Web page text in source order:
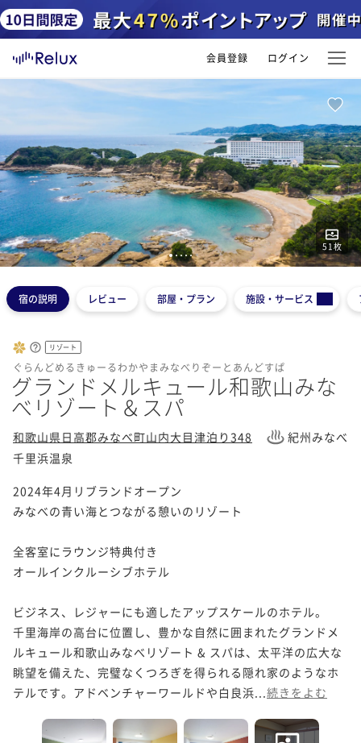
会員登録 ログイン
51枚
1 2345
宿の説明 レビュー 部屋・プラン 施設・サービス
リゾート
ぐらんどめるきゅーるわかやまみなべりぞーとあんどすぱ
グランドメルキュール和歌山みな
べリゾート＆スパ
和歌山県日高郡みなべ町山内大目津泊り348
紀州みなべ
千里浜温泉
2024年4月リブランドオープン
みなべの青い海とつながる憩いのリゾート
全客室にラウンジ特典付き
オールインクルーシブホテル
ビジネス、レジャーにも適したアップスケールのホテル。
千里海岸の高台に位置し、豊かな自然に囲まれたグランドメ
ルキュール和歌山みなべリゾート & スパは、太平洋の広大な
眺望を備えた、完璧なくつろぎを得られる隠れ家のようなホ
テルです。アドベンチャーワールドや白良浜... 続きをよむ